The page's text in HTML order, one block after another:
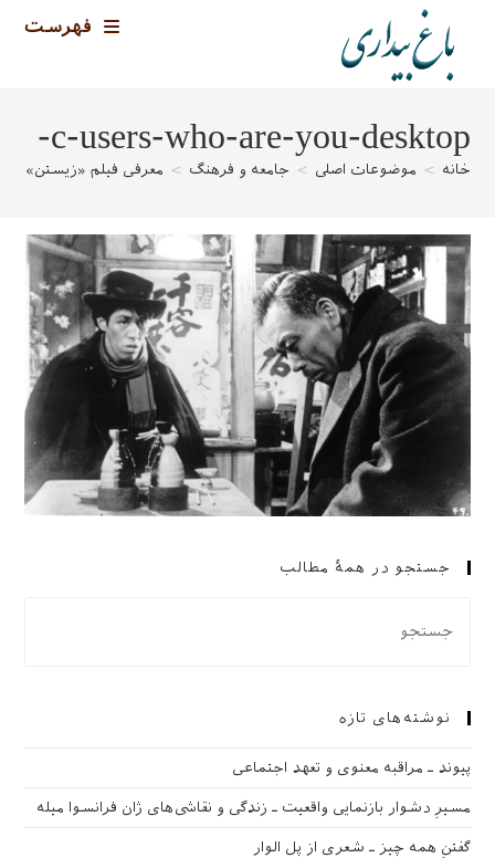
فهرست
c-users-who-are-you-desktop-
خانه > موضوعات اصلی > جامعه و فرهنگ > معرفی فیلم «زیستن»
جستجو در همهٔ مطالب
نوشته‌های تازه
پیوند ـ مراقبه‌ معنوی و تعهد اجتماعی
مسیرِ دشوار بازنمایی واقعیت ـ زندگی و نقاشی‌های ژان فرانسوا میله
گفتنِ همه چیز ـ شعری از پل الوار